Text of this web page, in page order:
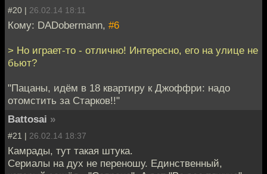
#20 | 26.02.14 18:11
Кому: DADobermann, #6
> Но играет-то - отлично! Интересно, его на улице не
бьют?
"Пацаны, идём в 18 квартиру к Джоффри: надо
отомстить за Старков!!"
Battosai »
#21 | 26.02.14 18:37
Камрады, тут такая штука.
Сериалы на дух не переношу. Единственный,